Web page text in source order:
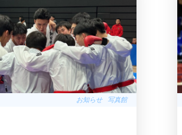
お知らせ 写真館